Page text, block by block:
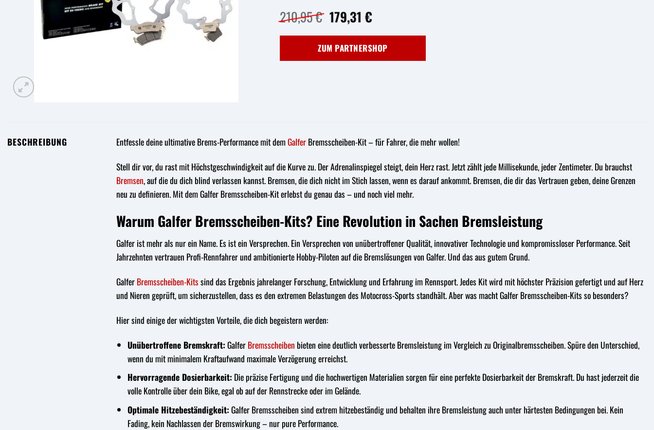
210,95€ Ursprünglicher
Preis
war:
210,95 €
179,31 €Aktueller
ist:
179,31 €.
ZUM PARTNERSHOP
BESCHREIBUNG Entfessle deine ultimative Brems-Performance mit demGalferBremsscheiben-Kit – für Fahrer, die mehr wollen!
Stell dir vor, du rast mit Höchstgeschwindigkeit auf die Kurve zu. Der Adrenalinspiegel steigt, dein Herz rast. Jetzt zählt jede Millisekunde, jeder Zentimeter. Du brauchst
Bremsen, auf die du dich blind verlassen kannst. Bremsen, die dich nicht im Stich lassen, wenn es darauf ankommt. Bremsen, die dir das Vertrauen geben, deine Grenzen
neu zu definieren. Mit dem Galfer Bremsscheiben-Kit erlebst du genau das – und noch viel mehr.
Warum Galfer Bremsscheiben-Kits? Eine Revolution in Sachen Bremsleistung
Galfer ist mehr als nur ein Name. Es ist ein Versprechen. Ein Versprechen von unübertroffener Qualität, innovativer Technologie und kompromissloser Performance. Seit
Jahrzehnten vertrauen Profi-Rennfahrer und ambitionierte Hobby-Piloten auf die Bremslösungen von Galfer. Und das aus gutem Grund.
GalferBremsscheiben-Kitssind das Ergebnis jahrelanger Forschung, Entwicklung und Erfahrung im Rennsport. Jedes Kit wird mit höchster Präzision gefertigt und auf Herz
und Nieren geprüft, um sicherzustellen, dass es den extremen Belastungen des Motocross-Sports standhält. Aber was macht Galfer Bremsscheiben-Kits so besonders?
Hier sind einige der wichtigsten Vorteile, die dich begeistern werden:
Unübertroffene Bremskraft:GalferBremsscheiben bieten eine deutlich verbesserte Bremsleistung im Vergleich zu Originalbremsscheiben. Spüre den Unterschied,
wenn du mit minimalem Kraftaufwand maximale Verzögerung erreichst.
Hervorragende Dosierbarkeit: Die präzise Fertigung und die hochwertigen Materialien sorgen für eine perfekte Dosierbarkeit der Bremskraft. Du hast jederzeit die
volle Kontrolle über dein Bike, egal ob auf der Rennstrecke oder im Gelände.
Optimale Hitzebeständigkeit:Galfer Bremsscheiben sind extrem hitzebeständig und behalten ihre Bremsleistung auch unter härtesten Bedingungen bei. Kein
Fading, kein Nachlassen der Bremswirkung – nur pure Performance.